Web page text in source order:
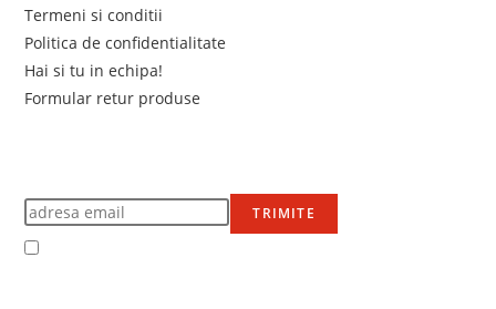
Termeni si conditii
Politica de confidentialitate
Hai si tu in echipa!
Formular retur produse
TRIMITE